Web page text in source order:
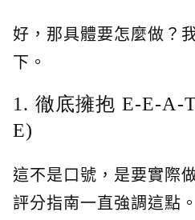
好，那具體要怎麼做？
下。
1. 徹底擁抱 E-E-A-
E)
這不是口號，是要實際
評分指南一直強調這點。